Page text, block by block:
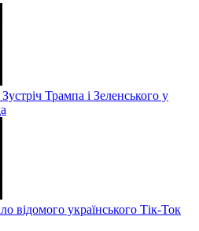
Трампа і Зеленського у
відомого українського Тік-Ток